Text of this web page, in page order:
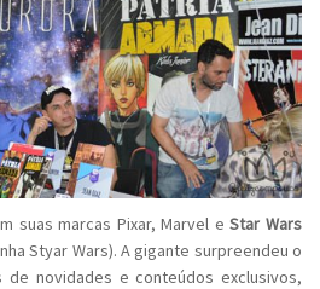
suas marcas Pixar, Marvel eStar Wars
Styar Wars). A gigante surpreendeu o
de novidades e conteúdos exclusivos,